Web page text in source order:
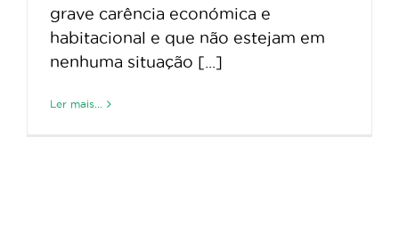
grave carência económica e
habitacional e que não estejam em
nenhuma situação [...]
Ler mais...